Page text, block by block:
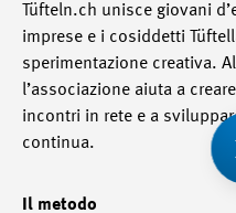
Tüfteln.ch unisce giovani
imprese e i cosiddetti
sperimentazione creativa.
l’associazione aiuta a
incontri in rete e a
continua.
Il metodo